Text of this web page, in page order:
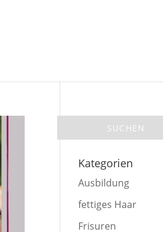
Kategorien
Ausbildung
fettiges Haar
Frisuren